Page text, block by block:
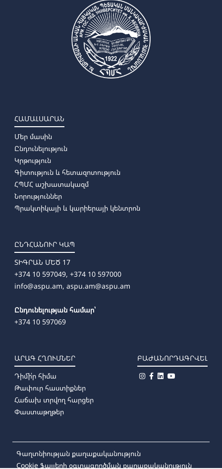
ՀԱՄԱԼՍԱՐԱՆ
Մեր մասին
Ընդունելություն
Կրթություն
Գիտություն և հետազոտություն
ՀՊՄՀ աշխատակազմ
Նորություններ
Պրակտիկայի և կարիերայի կենտրոն
ԸՆԴՀԱՆՈՒՐ ԿԱՊ
ՏԻԳՐԱՆ ՄԵԾ 17
+374 10 597049, +374 10 597000
info@aspu.am, aspu.am@aspu.am
Ընդունելության համար՝
+374 10 597069
ԱՐԱԳ ՀՂՈՒՄՆԵՐ
Դիմի՛ր հիմա
Թափուր հաստիքներ
Հաճախ տրվող հարցեր
Փաստաթղթեր
ԲԱԺԱՆՈՐԴԱԳՐՎԵԼ
Գաղտնիության քաղաքականություն
Cookie ֆայլերի օգտագործման քաղաքականություն